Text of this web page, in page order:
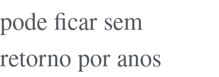
pode ficar sem
retorno por anos